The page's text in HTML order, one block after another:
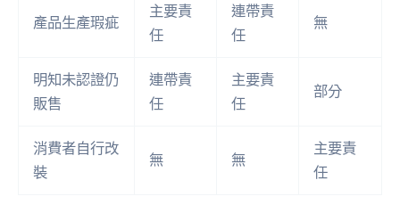
產品生產瑕疵
主要責
任
連帶責
任
無
明知未認證仍
販售
連帶責
任
主要責
任
部分
消費者自行改
裝
無 無
主要責
任